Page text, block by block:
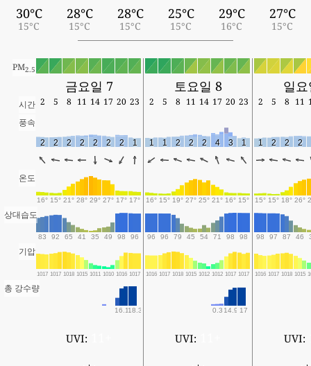
30°C
15°C
28°C
15°C
28°C
15°C
25°C
15°C
29°C
16°C
27°C
15°C
PM2.5
금요일 7 토요일 8 일
시간 2 5 8 11 14 17 20 23 2 5 8 11 14 17 20 23 2 5 8 11
풍속
2 2 2 2 2 2 2 1 1 1 2 2 2 4 3 1 1 2 2 2
온도
16° 15° 21° 28° 29° 27° 17° 17° 16° 15° 19° 27° 25° 21° 16° 15° 15° 15° 18° 26°
상대습도
83 92 65 41 35 49 98 96 96 96 79 45 54 71 98 98 98 97 87 46
기압
1017 1017 1018 1015 1011 1010 1016 1017 1016 1017 1018 1015 1012 1012 1017 1017 1016 1017 1018 1015
총 강수량
16.118.3 0.3 14.9 17
UVI: UVI: UVI: